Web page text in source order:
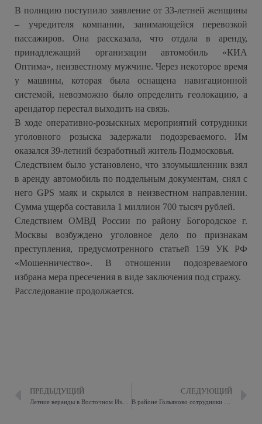
В полицию поступило заявление от 33-летней женщины
– учредителя компании, занимающейся перевозкой
пассажиров. Она рассказала, что отдала в аренду,
принадлежащий организации автомобиль «КИА
Оптима», неизвестному мужчине. Через некоторое время
у машины, которая была оснащена навигационной
системой, невозможно было определить геолокацию, а
арендатор перестал выходить на связь.
В ходе оперативно-розыскных мероприятий сотрудники
уголовного розыска задержали подозреваемого. Им
оказался 39-летний безработный житель Подмосковья.
Следствием было установлено, что злоумышленник взял
в аренду автомобиль по поддельным документам, снял с
него GPS маяк и скрылся в неизвестном направлении.
Сумма ущерба составила 1 миллион 700 тысяч рублей.
Следствием ОМВД России по району Богородское г.
Москвы возбуждено уголовное дело по признакам
преступления, предусмотренного статьей 159 УК РФ
«Мошенничество». В отношении подозреваемого
избрана мера пресечения в виде заключения под стражу.
Расследование продолжается.
ПРЕДЫДУЩИЙ СЛЕДУЮЩИЙ